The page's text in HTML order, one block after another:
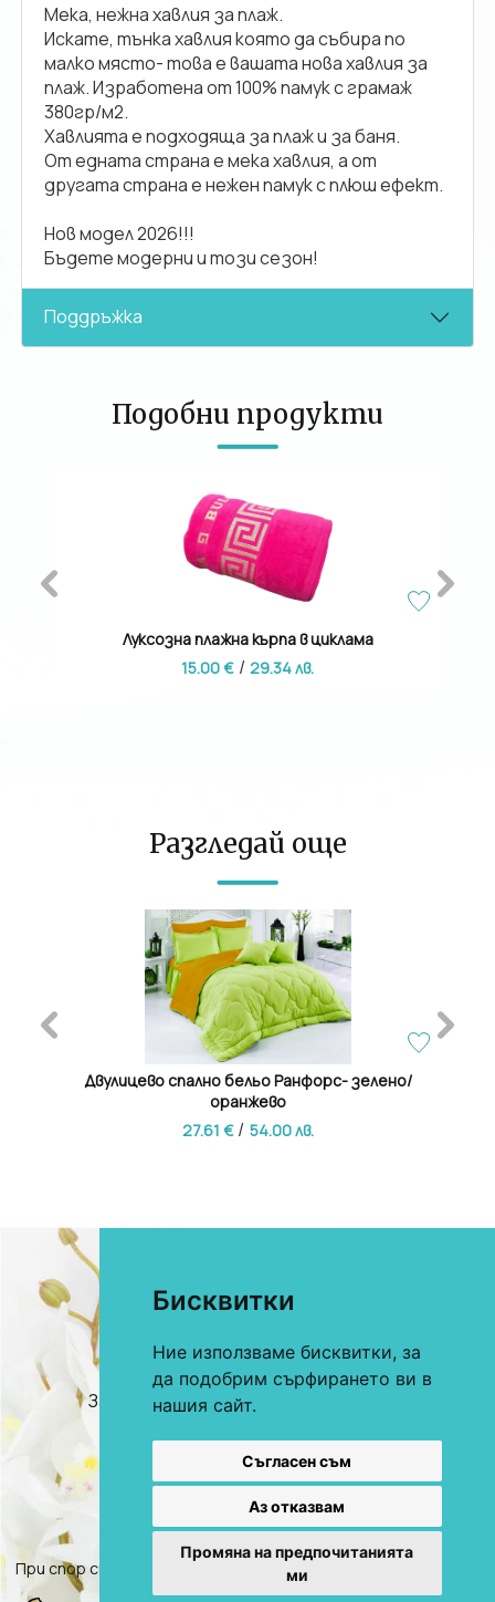
Бисквитки
Ние използваме бисквитки, за
да подобрим сърфирането ви в
нашия сайт.
Съгласен съм
Аз отказвам
Промяна на предпочитанията
ми
Мека, нежна хавлия за плаж.
Искате, тънка хавлия която да събира по
малко място- това е вашата нова хавлия за
плаж. Изработена от 100% памук с грамаж
380гр/м2.
Хавлията е подходяща за плаж и за баня.
От едната страна е мека хавлия, а от
другата страна е нежен памук с плюш ефект.
Нов модел 2026!!!
Бъдете модерни и този сезон!
Поддръжка
Подобни продукти
Луксозна плажна кърпа в циклама
15.00 € / 29.34 лв.
Разгледай още
Двулицево спално бельо Ранфорс- зелено/
оранжево
27.61 € / 54.00 лв.
За онлайн поръчки 0893 622 184
За търговци и хотели
Магазини
При спор свързан с покупка онлайн, използвате "сайта ОРС"
2026, Всички права запазени.